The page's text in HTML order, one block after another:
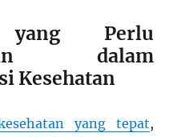
Perlu
dalam
Kesehatan
yang tepat,